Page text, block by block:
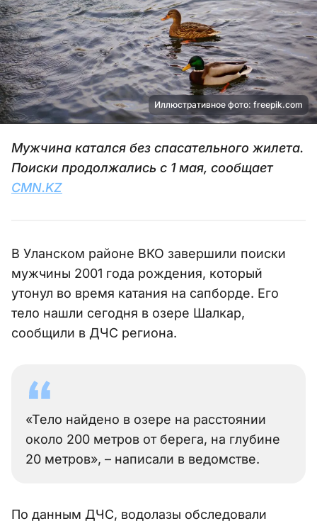
Иллюстративное фото: freepik.com
Мужчина катался без спасательного жилета.
Поиски продолжались с 1 мая, сообщает
CMN.KZ
В Уланском районе ВКО завершили поиски
мужчины 2001 года рождения, который
утонул во время катания на сапборде. Его
тело нашли сегодня в озере Шалкар,
сообщили в ДЧС региона.
«Тело найдено в озере на расстоянии
около 200 метров от берега, на глубине
20 метров», – написали в ведомстве.
По данным ДЧС, водолазы обследовали